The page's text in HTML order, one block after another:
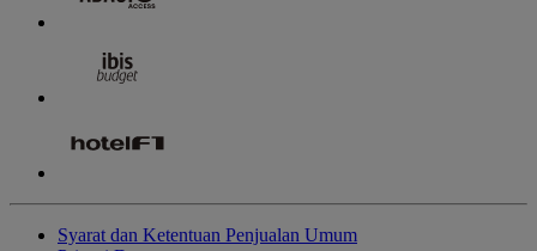
Syarat dan Ketentuan Penjualan Umum